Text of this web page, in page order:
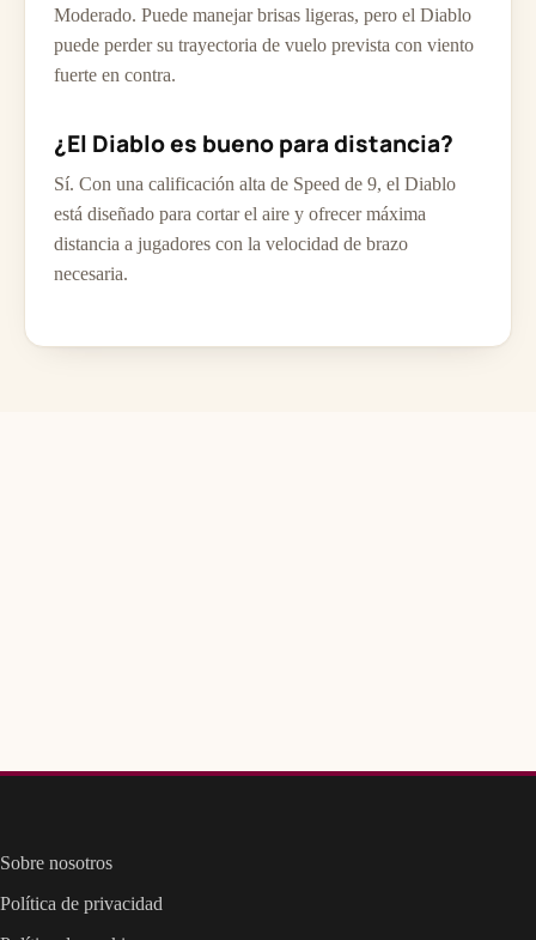
Moderado. Puede manejar brisas ligeras, pero el Diablo
puede perder su trayectoria de vuelo prevista con viento
fuerte en contra.
¿El Diablo es bueno para distancia?
Sí. Con una calificación alta de Speed de 9, el Diablo
está diseñado para cortar el aire y ofrecer máxima
distancia a jugadores con la velocidad de brazo
necesaria.
Sobre nosotros
Política de privacidad